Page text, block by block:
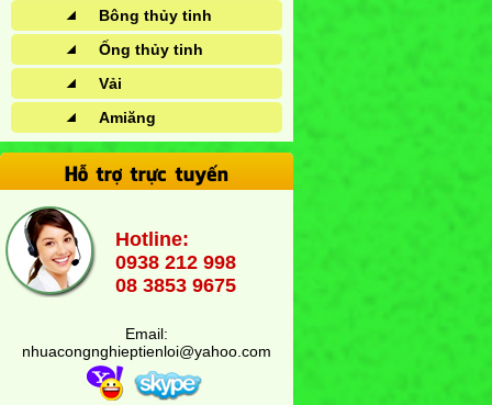
Bông thủy tinh
Ống thủy tinh
Vải
Amiăng
Hỗ trợ trực tuyến
Hotline:
0938 212 998
08 3853 9675
Email:
nhuacongnghieptienloi@yahoo.com